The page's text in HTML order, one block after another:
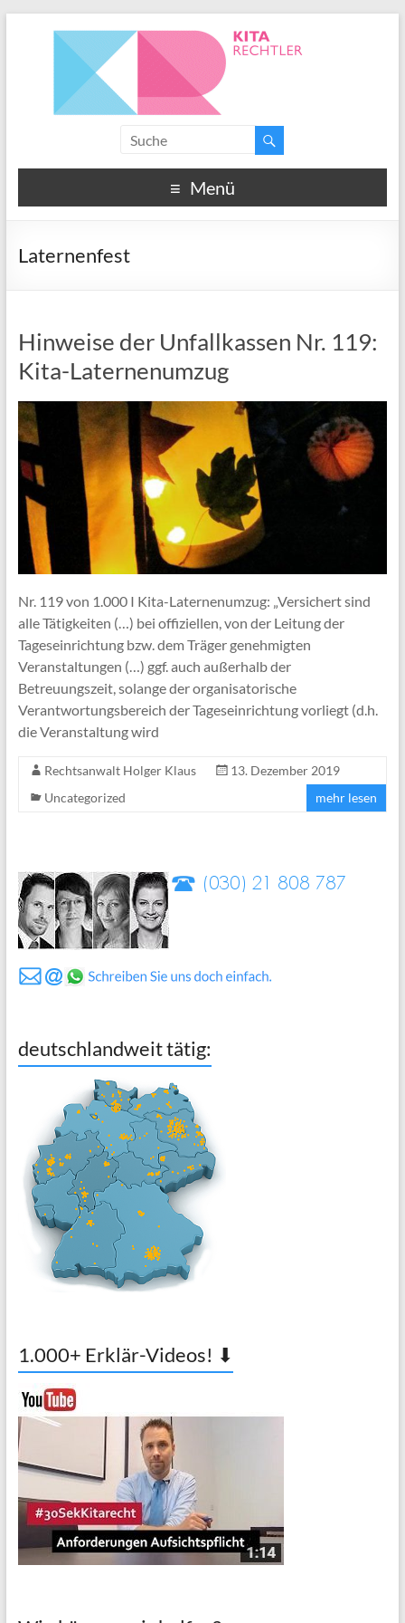
Menü
Laternenfest
Hinweise der Unfallkassen Nr. 119:
Kita-Laternenumzug
Nr. 119 von 1.000 I Kita-Laternenumzug: „Versichert sind
alle Tätigkeiten (…) bei offiziellen, von der Leitung der
Tageseinrichtung bzw. dem Träger genehmigten
Veranstaltungen (…) ggf. auch außerhalb der
Betreuungszeit, solange der organisatorische
Verantwortungsbereich der Tageseinrichtung vorliegt (d.h.
die Veranstaltung wird
Rechtsanwalt Holger Klaus
13. Dezember 2019
Uncategorized
mehr lesen
deutschlandweit tätig:
1.000+ Erklär-Videos! ⬇